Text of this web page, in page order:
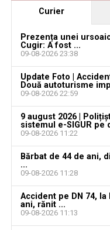
aproape o lună
Locuri de
august 2026.
vacante
Locuri de
august 2026.
vacante
Locuri de
2026. AJOFM
vacante
Curier
Prezența unei
Cugir: A fost ...
09-08-2026 23:38
Update Foto |
Două autoturisme
09-08-2026 22:59
9 august 2026 |
sistemul e-SIGUR pe
09-08-2026 11:22
Bărbat de 44 de ani,
...
09-08-2026 11:28
Accident pe DN 74,
ani, rănit ...
09-08-2026 11:13